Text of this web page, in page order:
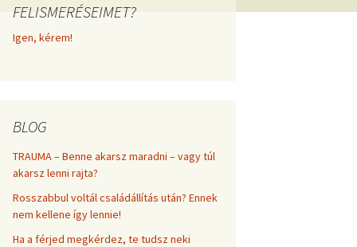
frekvenciákkal
FELISMERÉSEIMET?
Igen, kérem!
BLOG
TRAUMA – Benne akarsz maradni – vagy túl
akarsz lenni rajta?
Rosszabbul voltál családállítás után? Ennek
nem kellene így lennie!
Ha a férjed megkérdez, te tudsz neki